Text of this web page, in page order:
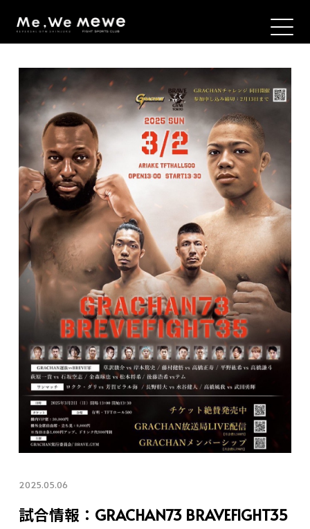
2025.05.06
試合情報：GRACHAN73 BRAVEFIGHT35